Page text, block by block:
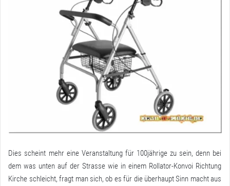
Dies scheint mehr eine Veranstaltung für 100jährige zu sein, denn bei
dem was unten auf der Strasse wie in einem Rollator-Konvoi Richtung
Kirche schleicht, fragt man sich, ob es für die überhaupt Sinn macht aus